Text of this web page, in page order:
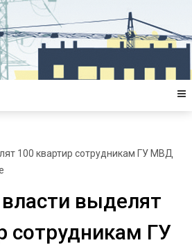
100 квартир сотрудникам ГУ МВД
выделят
сотрудникам ГУ